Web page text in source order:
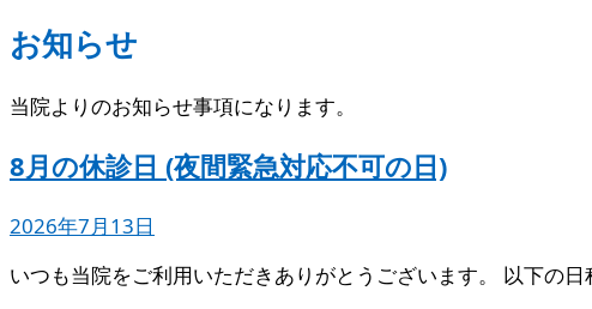
お知らせ
当院よりのお知らせ事項になります。
8月の休診日 (夜間緊急対応不可の日)
2026年7月13日
いつも当院をご利用いただきありがとうございます。 以下の